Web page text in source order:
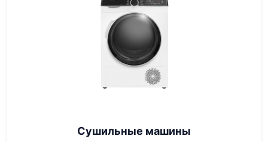
Сушильные машины